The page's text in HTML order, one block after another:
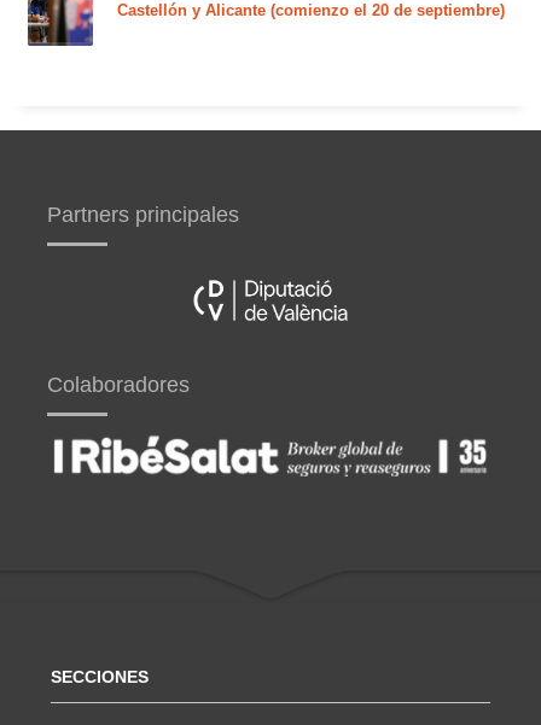
Castellón y Alicante (comienzo el 20 de septiembre)
Partners principales
Colaboradores
SECCIONES